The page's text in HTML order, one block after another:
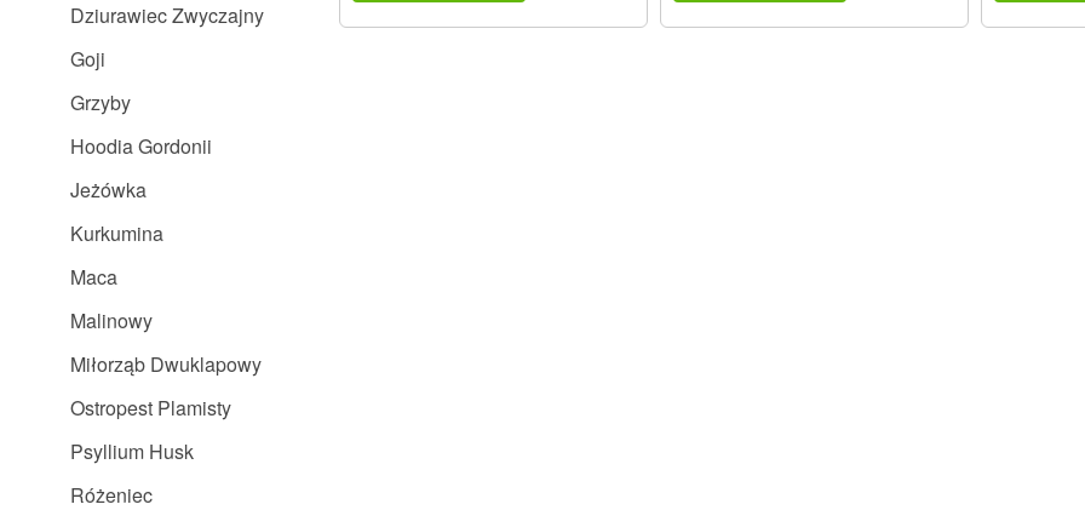
Dziurawiec Zwyczajny
Goji
Grzyby
Hoodia Gordonii
Jeżówka
Kurkumina
Maca
Malinowy
Miłorząb Dwuklapowy
Ostropest Plamisty
Psyllium Husk
Różeniec